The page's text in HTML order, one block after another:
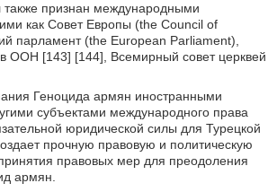
признан международными
как Совет Европы (the Council of
парламент (the European Parliament),
ООН [143] [144], Всемирный совет церквей
Геноцида армян иностранными
субъектами международного права
юридической силы для Турецкой
прочную правовую и политическую
правовых мер для преодоления
армян.